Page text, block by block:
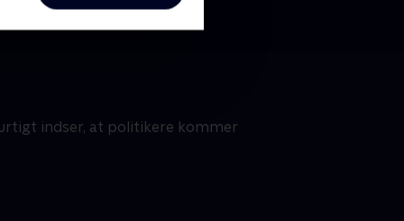
indser, at politikere kommer